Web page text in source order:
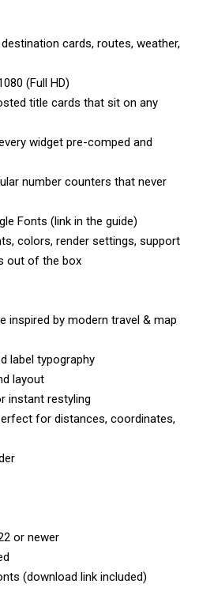
cards, routes, weather,
(Full HD)
title cards that sit on any
widget pre-comped and
number counters that never
Fonts (link in the guide)
colors, render settings, support
out of the box
inspired by modern travel & map
label typography
layout
instant restyling
for distances, coordinates,
or newer
(download link included)